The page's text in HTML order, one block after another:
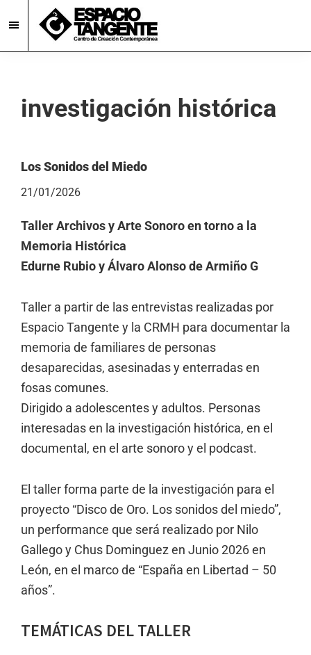
to
main
to
footerEspacio
Creación
Contemporánea
Burgos
investigación histórica
Los Sonidos del Miedo
21/01/2026
Taller Archivos y Arte Sonoro en torno a la
Memoria Histórica
Edurne Rubio y Álvaro Alonso de Armiño G
Taller a partir de las entrevistas realizadas por
Espacio Tangente y la CRMH para documentar la
memoria de familiares de personas
desaparecidas, asesinadas y enterradas en
fosas comunes.
Dirigido a adolescentes y adultos. Personas
interesadas en la investigación histórica, en el
documental, en el arte sonoro y el podcast.
El taller forma parte de la investigación para el
proyecto “Disco de Oro. Los sonidos del miedo”,
un performance que será realizado por Nilo
Gallego y Chus Dominguez en Junio 2026 en
León, en el marco de “España en Libertad – 50
años”.
TEMÁTICAS DEL TALLER